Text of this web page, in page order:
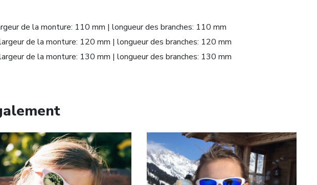
de la monture: 110 mm | longueur des branches: 110 mm
de la monture: 120 mm | longueur des branches: 120 mm
de la monture: 130 mm | longueur des branches: 130 mm